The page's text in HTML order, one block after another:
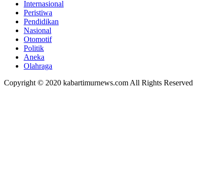
Internasional
Peristiwa
Pendidikan
Nasional
Otomotif
Politik
Aneka
Olahraga
Copyright © 2020 kabartimurnews.com All Rights Reserved